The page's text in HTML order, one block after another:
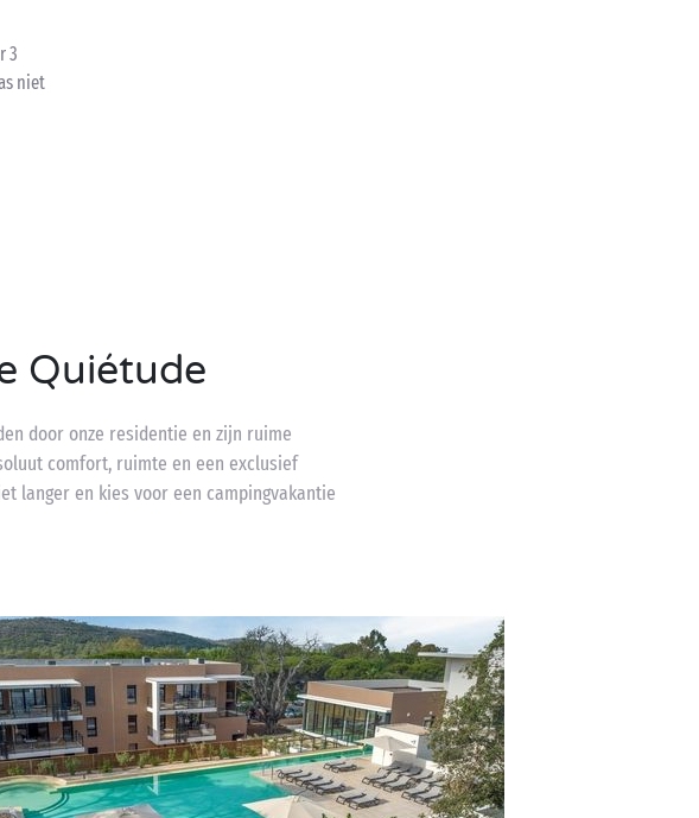
3
niet
Quiétude
door onze residentie en zijn ruime
comfort, ruimte en een exclusief
langer en kies voor een campingvakantie